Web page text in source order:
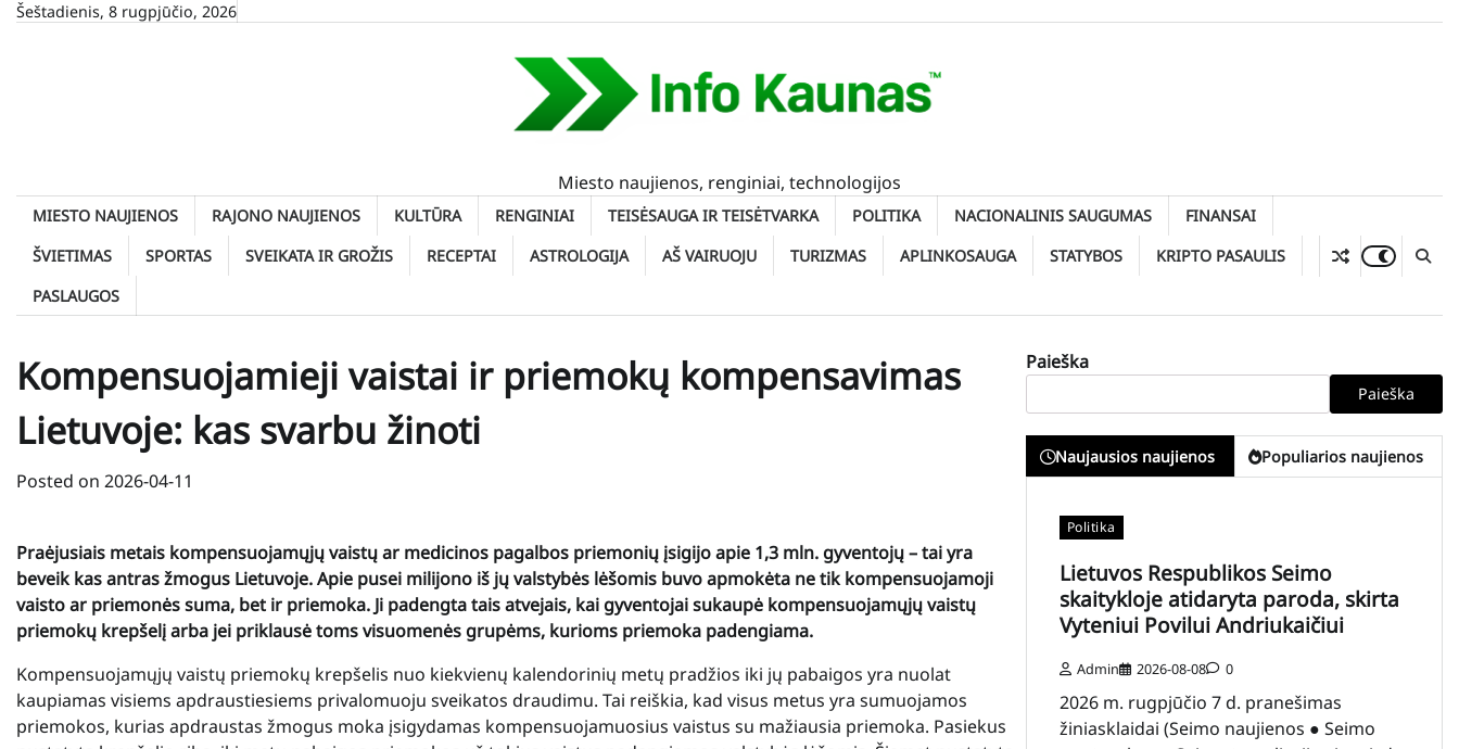
SkipŠeštadienis, 8 rugpjūčio, 2026
Miesto naujienos, renginiai, technologijos
MIESTO NAUJIENOS RAJONO NAUJIENOS KULTŪRA RENGINIAI TEISĖSAUGA IR TEISĖTVARKA POLITIKA NACIONALINIS SAUGUMAS
FINANSAI
ŠVIETIMAS
SPORTAS SVEIKATA IR GROŽIS RECEPTAI ASTROLOGIJA AŠ VAIRUOJU TURIZMAS APLINKOSAUGA STATYBOS
KRIPTO PASAULIS
PASLAUGOS
Kompensuojamieji vaistai ir priemokų kompensavimas
Lietuvoje: kas svarbu žinoti
Posted on 2026-04-11
Praėjusiais metais kompensuojamųjų vaistų ar medicinos pagalbos priemonių įsigijo apie 1,3 mln. gyventojų – tai yra
beveik kas antras žmogus Lietuvoje. Apie pusei milijono iš jų valstybės lėšomis buvo apmokėta ne tik kompensuojamoji
vaisto ar priemonės suma, bet ir priemoka. Ji padengta tais atvejais, kai gyventojai sukaupė kompensuojamųjų vaistų
priemokų krepšelį arba jei priklausė toms visuomenės grupėms, kurioms priemoka padengiama.
Kompensuojamųjų vaistų priemokų krepšelis nuo kiekvienų kalendorinių metų pradžios iki jų pabaigos yra nuolat
kaupiamas visiems apdraustiesiems privalomuoju sveikatos draudimu. Tai reiškia, kad visus metus yra sumuojamos
priemokos, kurias apdraustas žmogus moka įsigydamas kompensuojamuosius vaistus su mažiausia priemoka. Pasiekus
Paieška
Paieška
Naujausios naujienos Populiarios naujienos
Politika
Lietuvos Respublikos Seimo
skaitykloje atidaryta paroda, skirta
Vyteniui Povilui Andriukaičiui
Admin 2026-08-08 0
2026 m. rugpjūčio 7 d. pranešimas
žiniasklaidai (Seimo naujienos ● Seimo